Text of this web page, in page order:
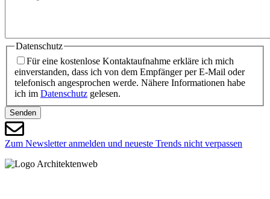
Datenschutz
Für eine kostenlose Kontaktaufnahme erkläre ich mich
einverstanden, dass ich von dem Empfänger per E-Mail oder
telefonisch angesprochen werde. Nähere Informationen habe
ich im Datenschutz gelesen.
Senden
Zum Newsletter anmelden und neueste Trends nicht verpassen